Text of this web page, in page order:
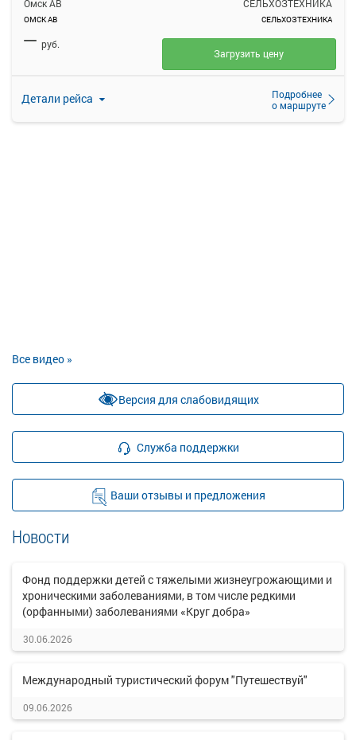
Омск АВ
ОМСК АВ
СЕЛЬХОЗТЕХНИКА
СЕЛЬХОЗТЕХНИКА
Детали рейса
Подробнее
о маршруте
— руб.
Загрузить цену
Все видео »
Версия для слабовидящих
Служба поддержки
Ваши отзывы и предложения
Новости
Фонд поддержки детей с тяжелыми жизнеугрожающими и
хроническими заболеваниями, в том числе редкими
(орфанными) заболеваниями «Круг добра»
30.06.2026
Международный туристический форум "Путешествуй"
09.06.2026